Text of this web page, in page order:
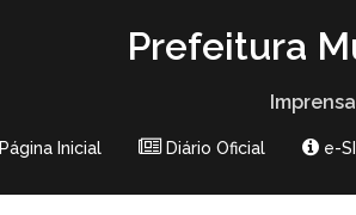
Prefeitura
Página Inicial Diário Oficial e-